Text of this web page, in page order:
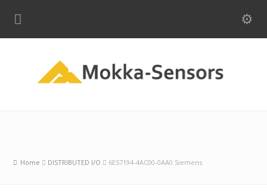
Home DISTRIBUTED I/O 6ES7194-4AC00-0AA0 Siemens